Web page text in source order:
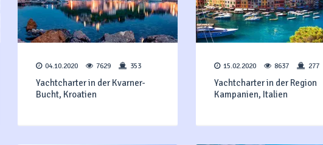
04.10.2020 7629 353
Yachtcharter in der Kvarner-
Bucht, Kroatien
15.02.2020 8637 277
Yachtcharter in der Region
Kampanien, Italien